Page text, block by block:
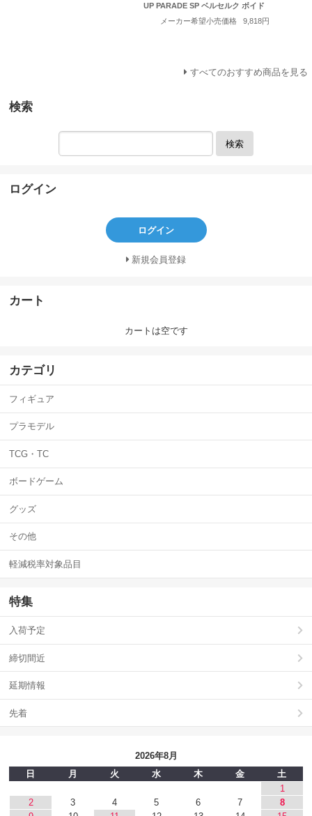
UP PARADE SP ベルセルク ボイド
メーカー希望小売価格
9,818円
すべてのおすすめ商品を見る
検索
検索
ログイン
ログイン
新規会員登録
カート
カートは空です
カテゴリ
フィギュア
プラモデル
TCG・TC
ボードゲーム
グッズ
その他
軽減税率対象品目
特集
入荷予定
締切間近
延期情報
先着
2026年8月
日
月 火 水 木 金
土
1
2
3 4 5 6 7
8